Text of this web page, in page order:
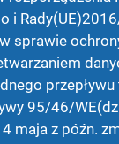
i
sprawie
przepływu
95/46/
4 maja z późn.